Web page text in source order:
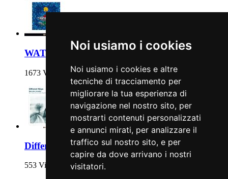
Noi usiamo i cookies
Noi usiamo i cookies e altre
tecniche di tracciamento per
migliorare la tua esperienza di
navigazione nel nostro sito, per
mostrarti contenuti personalizzati
e annunci mirati, per analizzare il
traffico sul nostro sito, e per
capire da dove arrivano i nostri
visitatori.
WATCHING THE CEILING
1673 Views
Different Ways
553 Views